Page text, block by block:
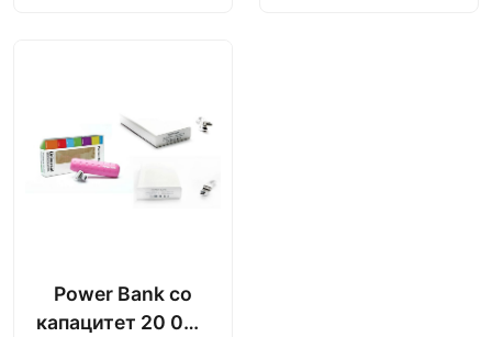
Power Bank со
капацитет 20 000